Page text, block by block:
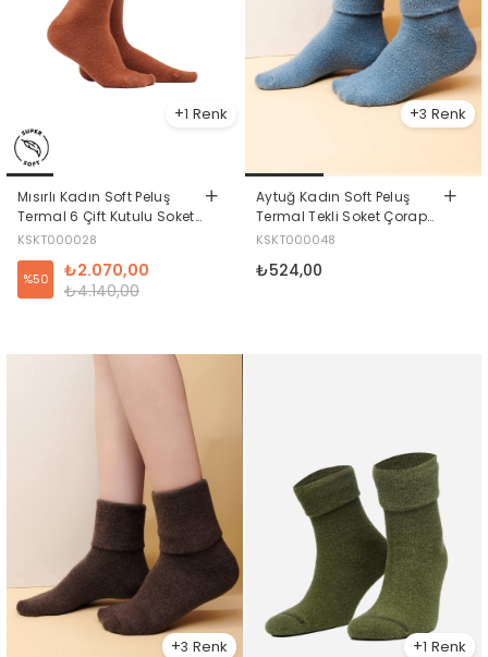
1
Mısırlı Kadın Soft Peluş
Termal 6 Çift Kutulu Soket
Çorap Çok Renkli
KSKT000028
₺2.070,00
%50
₺4.140,00
3
Aytuğ Kadın Soft Peluş
Termal Tekli Soket Çorap
Petrol Yeşili
KSKT000048
₺524,00
3 1